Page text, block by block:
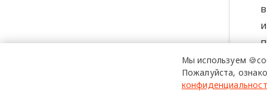
Мы используем
Пожалуйста,